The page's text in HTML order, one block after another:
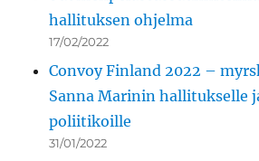
hallituksen ohjelma
17/02/2022
Convoy Finland 2022 –
Sanna Marinin hallitukselle
poliitikoille
31/01/2022